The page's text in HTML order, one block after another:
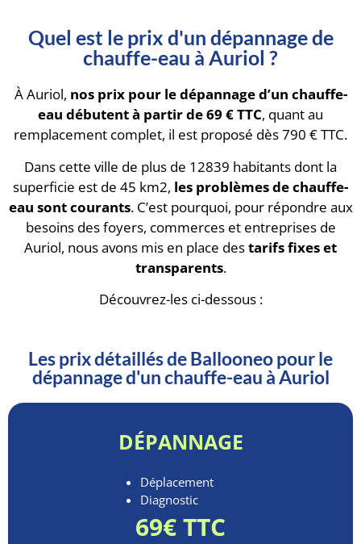
Quel est le prix d'un dépannage de
chauffe-eau à Auriol ?
À Auriol, nos prix pour le dépannage d’un chauffe-
eau débutent à partir de 69 € TTC, quant au
remplacement complet, il est proposé dès 790 € TTC.
Dans cette ville de plus de 12839 habitants dont la
superficie est de 45 km2, les problèmes de chauffe-
eau sont courants. C’est pourquoi, pour répondre aux
besoins des foyers, commerces et entreprises de
Auriol, nous avons mis en place destarifs fixes et
transparents.
Découvrez-les ci-dessous :
Les prix détaillés de Ballooneo pour le
dépannage d'un chauffe-eau à Auriol
DÉPANNAGE
Déplacement
Diagnostic
69€ TTC